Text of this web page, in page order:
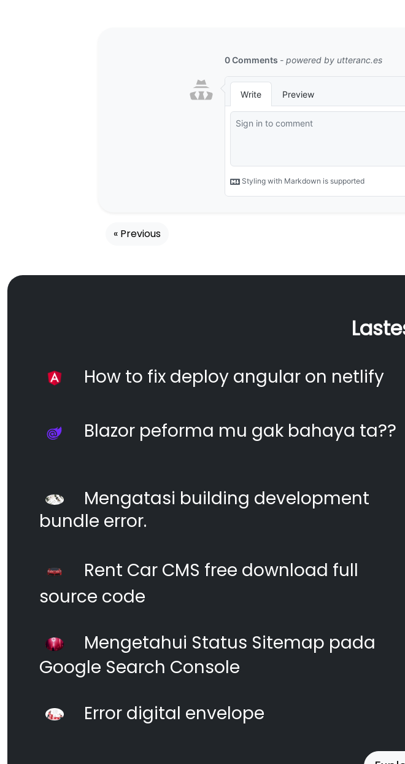
« Previous
How to fix deploy angular on netlify
Blazor peforma mu gak bahaya ta??
Mengatasi building development
bundle error.
Rent Car CMS free download full
source code
Mengetahui Status Sitemap pada
Google Search Console
Error digital envelope